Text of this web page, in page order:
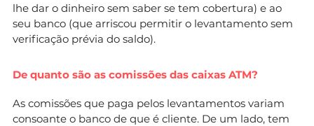
lhe dar o dinheiro sem saber se tem cobertura) e ao
seu banco (que arriscou permitir o levantamento sem
verificação prévia do saldo).
De quanto são as comissões das caixas ATM?
As comissões que paga pelos levantamentos variam
consoante o banco de que é cliente. De um lado, tem